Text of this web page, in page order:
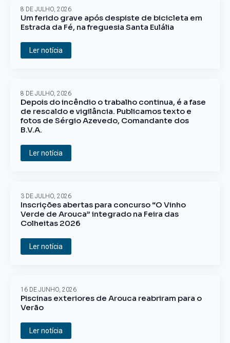
Um ferido grave após despiste de bicicleta em
Estrada da Fé, na freguesia Santa Eulália
8 DE JULHO, 2026
Ler notícia
Depois do incêndio o trabalho continua, é a fase
de rescaldo e vigilância. Publicamos texto e
fotos de Sérgio Azevedo, Comandante dos
B.V.A.
8 DE JULHO, 2026
Ler notícia
Inscrições abertas para concurso “O Vinho
Verde de Arouca” integrado na Feira das
Colheitas 2026
3 DE JULHO, 2026
Ler notícia
Piscinas exteriores de Arouca reabriram para o
Verão
16 DE JUNHO, 2026
Ler notícia